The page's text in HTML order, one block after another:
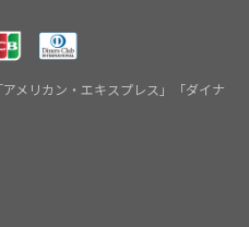
アメリカン・エキスプレス」「ダイナ